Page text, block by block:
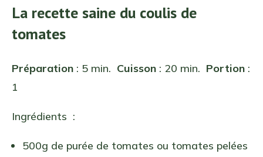
La recette saine du coulis de
tomates
Préparation : 5 min. Cuisson : 20 min. Portion :
1
Ingrédients :
500g de purée de tomates ou tomates pelées